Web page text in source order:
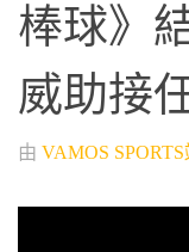
棒球》
威助接
由 VAMOS